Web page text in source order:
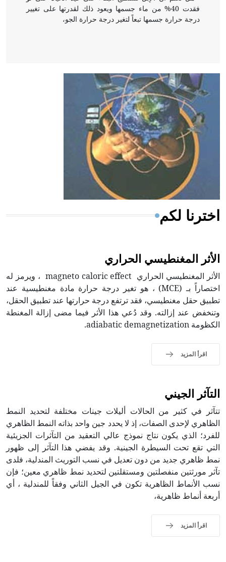
فقدت 40% من ماء جسمها ويعود ذلك لقدرتها على تغيير
درجة حرارة جسمها تبعاً لتغير درجة حرارة الجو،
- هل تعلم أن أبقراط كتب في الطب أربعة مؤلفات هي:
الحكم، الأدلة، تنظيم التغذية، ورسالته في جروح الرأس.
ويعود له الفضل بأنه حرر الطب من الدين والفلسفة.
- هل تعلم أن المرجان إفراز حيواني يتكون في البحر ويتركب
من مادة كربونات الكلسيوم، وهو أحمر أو شديد الحمرة وهو
أجود أنواعه، ويمتاز بكبر الحجم ويسمى الش
اخترنا لكم
الأثر المغنطيسي الحراري
الأثر المغنطيسي الحراري magneto caloric effect ، ويرمز له
اختصاراً بـ (MCE) ، هو تغير درجة حرارة مادة مغنطيسية عند
تطبيق حقل مغنطيسي، فقد ترتفع درجة حرارتها عند تطبيق الحقل،
وتنخفض عند إزالته. وقد دُعي هذا الأثر فيما مضى إزالة المغنطة
الكظومة adiabatic demagnetization.
اقرأ المزيد
التآثر الجيني
تتآثر في كثير من الحالات أليلات جينات مختلفة لتحديد النمط
الظاهري لإحدى الصفات، إذ لا يحدد جين واحد بذاته النمط الظاهري
للفرد؛ الذي يكون نتاج نموذج عالي التعقيد من التآثرات الجزيئية
التي تقع تحت السيطرة الجينية. وقد يفضي هذا التآثر إلى ظهور
نمط ظاهري جديد من دون تعديل في نسب التوريث المندلية، فلدى
تآثر مورثتين منفصلتين ومستقلتين لتحديد نمط ظاهري معين؛ فإن
نسب الأنماط الظاهرية تكون في الجيل الثاني وفقاً للمندلية ، أي
أربعة أنماط ظاهرية،
اقرأ المزيد